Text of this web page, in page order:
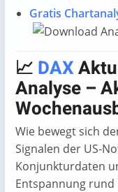
Gratis
📈 DAX
Analyse –
Wie bewegt sich
Signalen der US-
Konjunkturdaten
Entspannung rund